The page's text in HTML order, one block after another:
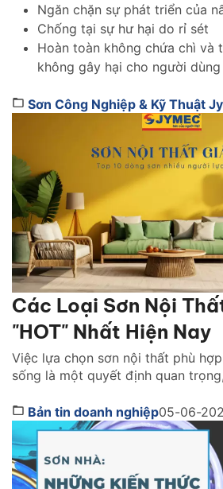
Ngăn chặn sự phát triển của
Chống tại sự hư hại do rỉ sét
Hoàn toàn không chứa chì và
không gây hại cho người
Sơn Công Nghiệp & Kỹ Thuật
Các Loại Sơn Nội
"HOT" Nhất Hiện Nay
Việc lựa chọn sơn nội thất phù
sống là một quyết định quan
nhiên, với nhiều gia đình, ngân
là một vấn đề cần cân nhắc. Do
Bản tin doanh nghiệp05-06-